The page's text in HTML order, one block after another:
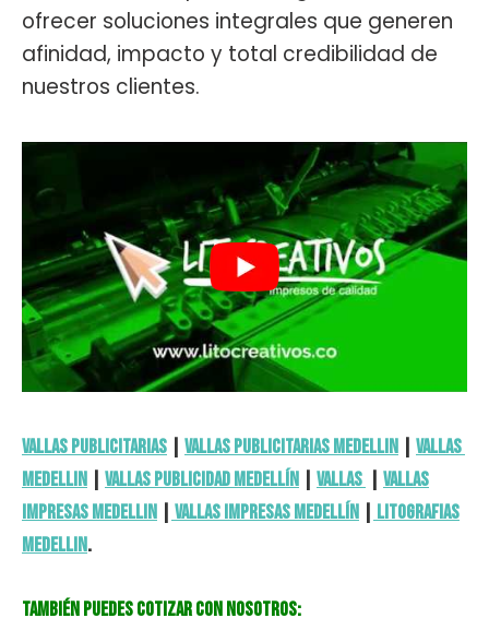
ofrecer soluciones integrales que generen
afinidad, impacto y total credibilidad de
nuestros clientes.
Vallas Publicitarias Vallas Publicitarias Medellin
Vallas
Medellin
Vallas publicidad Medellín vallas
Vallas
impresas Medellin
vallas impresas Medellín
Litografias
Medellin.
También puedes cotizar con nosotros: